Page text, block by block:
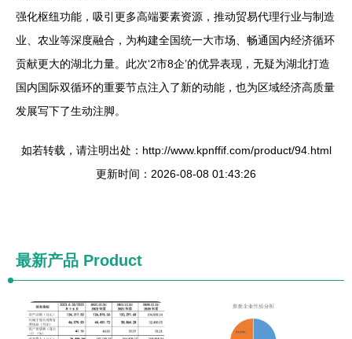
强化枢纽功能，吸引更多高端要素资源，推动贸易代理行业与制造
业、农业等深度融合，为构建全国统一大市场、畅通国内经济循环
贡献更大的湖北力量。此次‘2市8企’的优异表现，无疑为湖北打造
国内国际双循环的重要节点注入了新的动能，也为区域经济高质量
发展写下了生动注脚。
如若转载，请注明出处：http://www.kpnffif.com/product/94.html
更新时间：2026-08-08 01:43:26
最新产品 Product